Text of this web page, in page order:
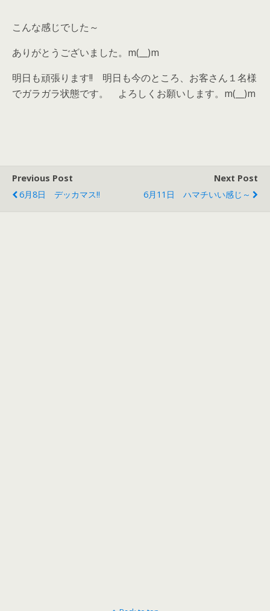
こんな感じでした～
ありがとうございました。m(__)m
明日も頑張ります!! 明日も今のところ、お客さん１名様
でガラガラ状態です。 よろしくお願いします。m(__)m
Previous Post
6月8日 デッカマス!!
Next Post
6月11日 ハマチいい感じ～